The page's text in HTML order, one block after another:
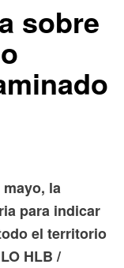
sobre
la
para indicar
el territorio
HLB /